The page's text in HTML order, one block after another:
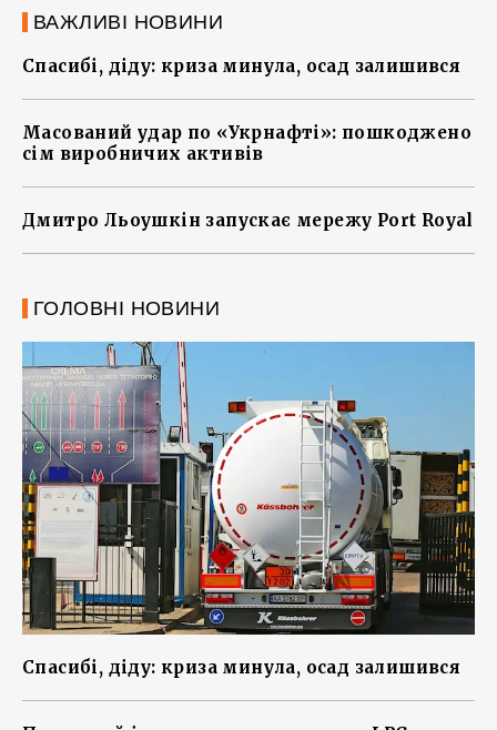
ВАЖЛИВІ НОВИНИ
Спасибі, діду: криза минула, осад залишився
Масований удар по «Укрнафті»: пошкоджено
сім виробничих активів
Дмитро Льоушкін запускає мережу Port Royal
ГОЛОВНІ НОВИНИ
Спасибі, діду: криза минула, осад залишився